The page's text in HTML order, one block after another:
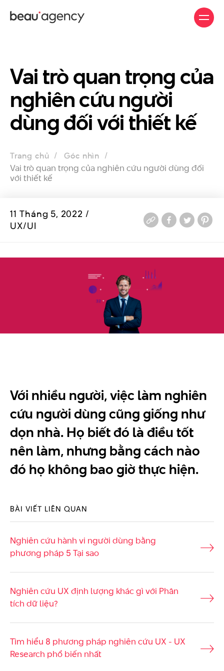
đến
Vai trò quan trọng của
nghiên cứu người
dùng đối với thiết kế
Trang chủ Góc nhìn
Vai trò quan trọng của nghiên cứu người dùng đối
với thiết kế
11 Tháng 5, 2022 /
UX/UI
Với nhiều người, việc làm nghiên
cứu người dùng cũng giống như
dọn nhà. Họ biết đó là điều tốt
nên làm, nhưng bằng cách nào
đó họ không bao giờ thực hiện.
BÀI VIẾT LIÊN QUAN
Nghiên cứu hành vi người dùng bằng
phương pháp 5 Tại sao
Nghiên cứu UX định lượng khác gì với Phân
tích dữ liệu?
Tìm hiểu 8 phương pháp nghiên cứu UX - UX
Research phổ biến nhất